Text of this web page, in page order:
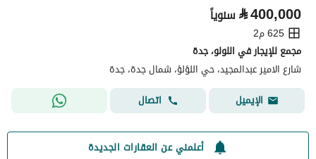
⃁400,000 سنوياً
625 م2
مجمع للإيجار في اللولو، جدة
شارع الامير عبدالمجيد، حي اللؤلؤ، شمال جدة، جدة
الإيميل
اتصال
أعلمني عن العقارات الجديدة